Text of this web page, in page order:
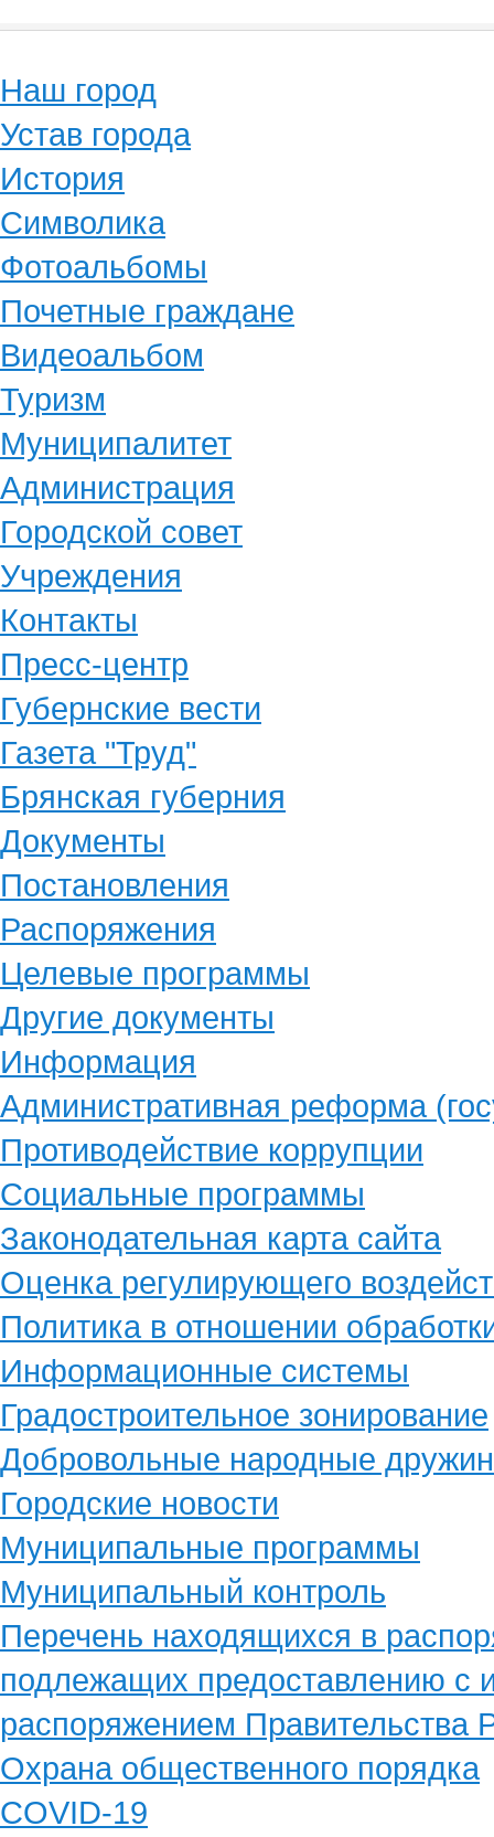
Наш город
Устав города
История
Символика
Фотоальбомы
Почетные граждане
Видеоальбом
Туризм
Муниципалитет
Администрация
Городской совет
Учреждения
Контакты
Пресс-центр
Губернские вести
Газета "Труд"
Брянская губерния
Документы
Постановления
Распоряжения
Целевые программы
Другие документы
Информация
Административная реформа
Противодействие коррупции
Социальные программы
Законодательная карта сайта
Оценка регулирующего
Политика в отношении
Информационные системы
Градостроительное зонирование
Добровольные народные
Городские новости
Муниципальные программы
Муниципальный контроль
Перечень находящихся в
подлежащих предоставлению с
распоряжением
Охрана общественного порядка
COVID-19